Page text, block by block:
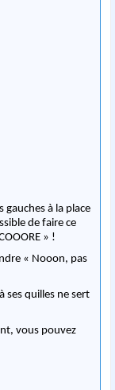
gauches à la place
de faire ce
» !
« Nooon, pas
ses quilles ne sert
vous pouvez